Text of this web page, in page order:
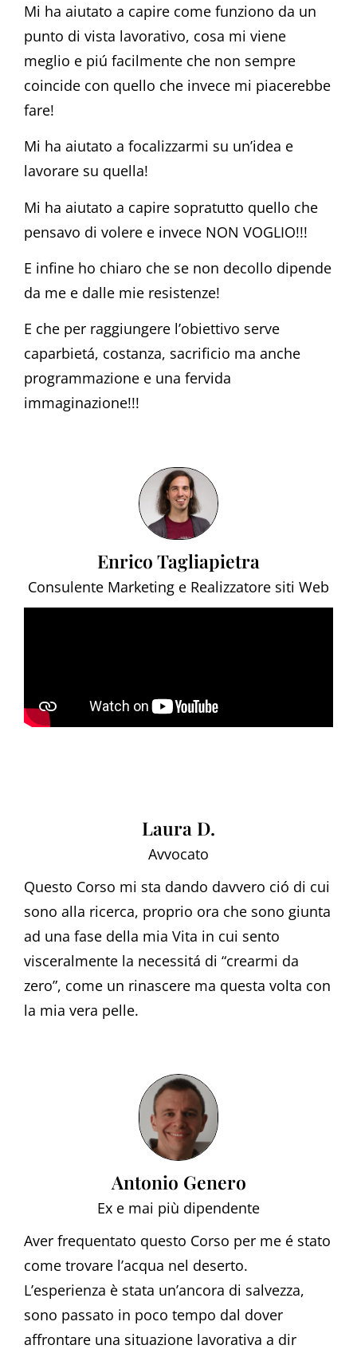
Mi ha aiutato a capire come funziono da un
punto di vista lavorativo, cosa mi viene
meglio e piú facilmente che non sempre
coincide con quello che invece mi piacerebbe
fare!
Mi ha aiutato a focalizzarmi su un’idea e
lavorare su quella!
Mi ha aiutato a capire sopratutto quello che
pensavo di volere e invece NON VOGLIO!!!
E infine ho chiaro che se non decollo dipende
da me e dalle mie resistenze!
E che per raggiungere l’obiettivo serve
caparbietá, costanza, sacrificio ma anche
programmazione e una fervida
immaginazione!!!
Enrico Tagliapietra
Consulente Marketing e Realizzatore siti Web
Laura D.
Avvocato
Questo Corso mi sta dando davvero ció di cui
sono alla ricerca, proprio ora che sono giunta
ad una fase della mia Vita in cui sento
visceralmente la necessitá di “crearmi da
zero”, come un rinascere ma questa volta con
la mia vera pelle.
Antonio Genero
Ex e mai più dipendente
Aver frequentato questo Corso per me é stato
come trovare l’acqua nel deserto.
L’esperienza è stata un’ancora di salvezza,
sono passato in poco tempo dal dover
affrontare una situazione lavorativa a dir